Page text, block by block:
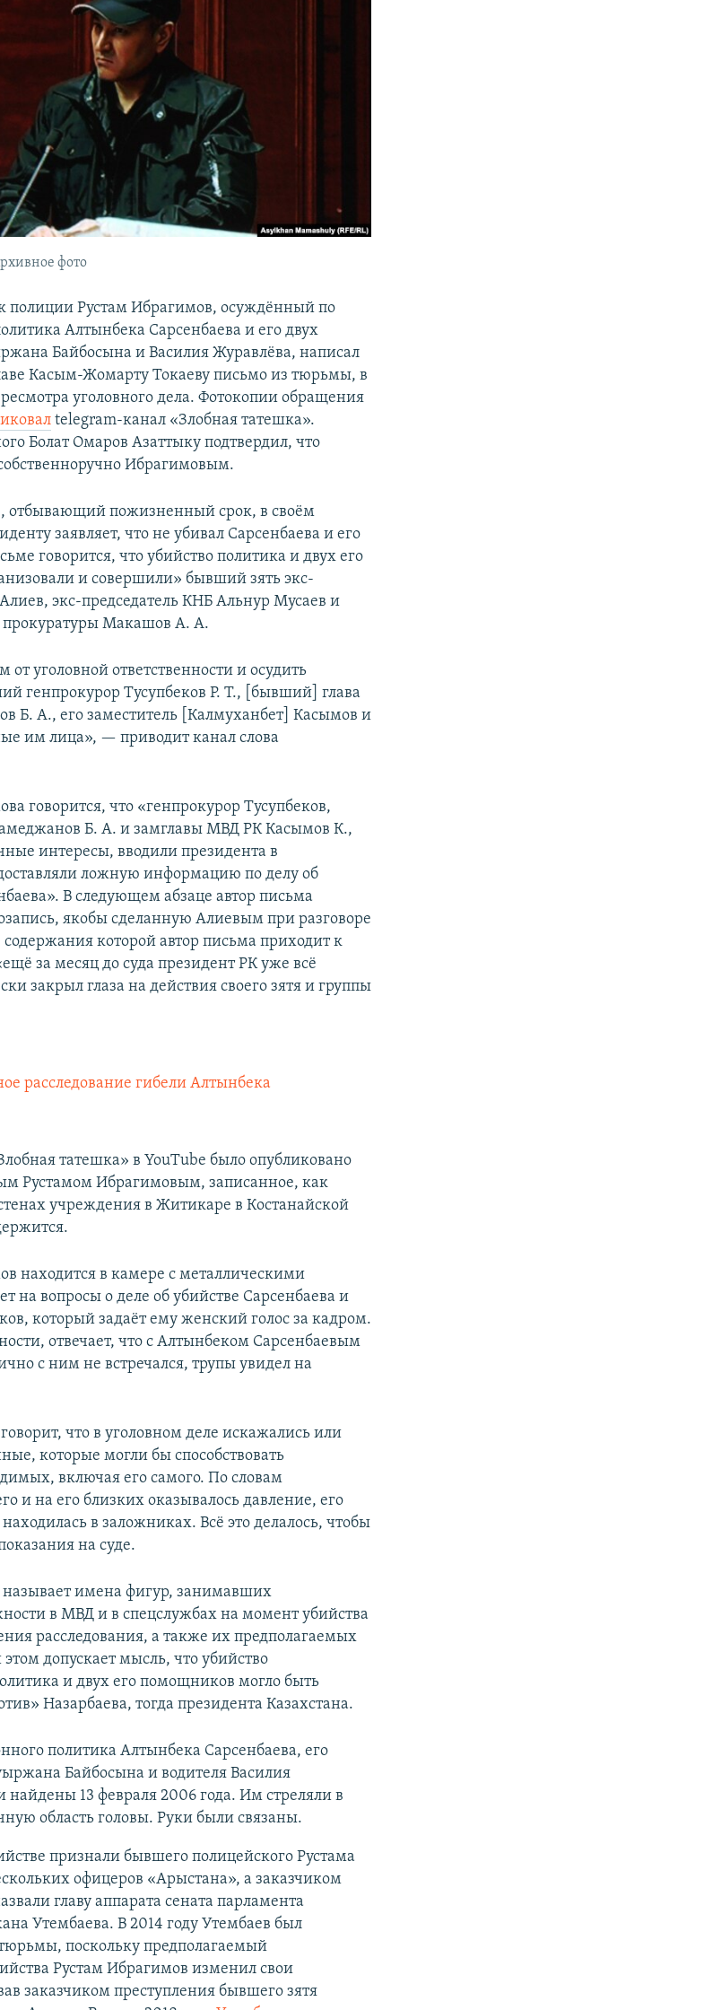
фото
полиции Рустам Ибрагимов, осуждённый по
Алтынбека Сарсенбаева и его двух
Байбосына и Василия Журавлёва, написал
Касым-Жомарту Токаеву письмо из тюрьмы, в
уголовного дела. Фотокопии обращения
telegram-канал «Злобная татешка».
Болат Омаров Азаттыку подтвердил, что
Ибрагимовым.
отбывающий пожизненный срок, в своём
заявляет, что не убивал Сарсенбаева и его
говорится, что убийство политика и двух его
и совершили» бывший зять экс-
экс-председатель КНБ Альнур Мусаев и
Макашов А. А.
уголовной ответственности и осудить
генпрокурор Тусупбеков Р. Т., [бывший] глава
Б. А., его заместитель [Калмуханбет] Касымов и
им лица», — приводит канал слова
говорится, что «генпрокурор Тусупбеков,
Б. А. и замглавы МВД РК Касымов К.,
интересы, вводили президента в
ложную информацию по делу об
В следующем абзаце автор письма
якобы сделанную Алиевым при разговоре
которой автор письма приходит к
за месяц до суда президент РК уже всё
закрыл глаза на действия своего зятя и группы
расследование гибели Алтынбека
татешка» в YouTube было опубликовано
Рустамом Ибрагимовым, записанное, как
учреждения в Житикаре в Костанайской
находится в камере с металлическими
на вопросы о деле об убийстве Сарсенбаева и
который задаёт ему женский голос за кадром.
отвечает, что с Алтынбеком Сарсенбаевым
с ним не встречался, трупы увидел на
что в уголовном деле искажались или
которые могли бы способствовать
включая его самого. По словам
и на его близких оказывалось давление, его
в заложниках. Всё это делалось, чтобы
на суде.
называет имена фигур, занимавших
в МВД и в спецслужбах на момент убийства
расследования, а также их предполагаемых
допускает мысль, что убийство
и двух его помощников могло быть
Назарбаева, тогда президента Казахстана.
политика Алтынбека Сарсенбаева, его
Байбосына и водителя Василия
найдены 13 февраля 2006 года. Им стреляли в
область головы. Руки были связаны.
признали бывшего полицейского Рустама
офицеров «Арыстана», а заказчиком
главу аппарата сената парламента
Утембаева. В 2014 году Утембаев был
поскольку предполагаемый
Рустам Ибрагимов изменил свои
заказчиком преступления бывшего зятя